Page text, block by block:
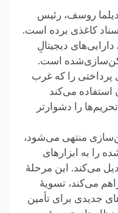
است‎.‎‏ دیلما روسف، رئیس
کاغذی برده است.
دیجیتالِ
است.
پرداختی را که غرب
استفاده می‌کند
را دشوارتر
منتهی می‌شود،
را به ابزارهای
می‌کند. این مرحلهٔ
می‌کند، تسویهٔ
جدیدی برای تأمین